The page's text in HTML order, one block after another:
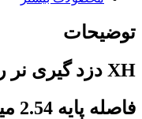
توضیحات
XH دزد گیری نر رایت
فاصله پایه 2.54 میلی متر